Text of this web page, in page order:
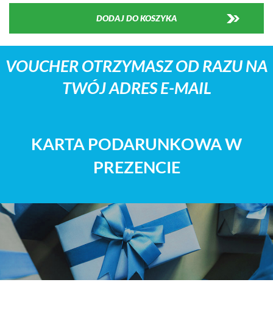
DODAJ DO KOSZYKA
VOUCHER OTRZYMASZ OD RAZU NA
TWÓJ ADRES E-MAIL
KARTA PODARUNKOWA W
PREZENCIE